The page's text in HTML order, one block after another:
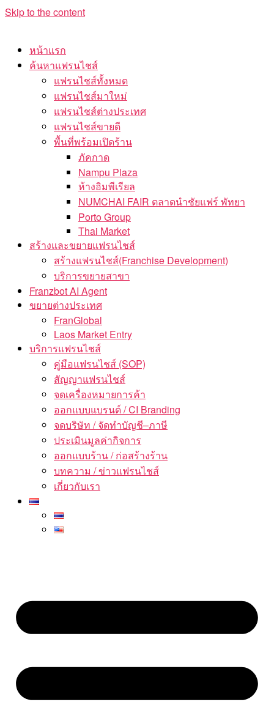
Skip to the content
หน้าแรก
ค้นหาแฟรนไชส์
แฟรนไชส์ทั้งหมด
แฟรนไชส์มาใหม่
แฟรนไชส์ต่างประเทศ
แฟรนไชส์ขายดี
พื้นที่พร้อมเปิดร้าน
ภัคกาด
Nampu Plaza
ห้างอิมพีเรียล
NUMCHAI FAIR ตลาดนำชัยแฟร์ พัทยา
Porto Group
Thai Market
สร้างและขยายแฟรนไชส์
สร้างแฟรนไชส์(Franchise Development)
บริการขยายสาขา
Franzbot AI Agent
ขยายต่างประเทศ
FranGlobal
Laos Market Entry
บริการแฟรนไชส์
คู่มือแฟรนไชส์ (SOP)
สัญญาแฟรนไชส์
จดเครื่องหมายการค้า
ออกแบบแบรนด์ / CI Branding
จดบริษัท / จัดทำบัญชี–ภาษี
ประเมินมูลค่ากิจการ
ออกแบบร้าน / ก่อสร้างร้าน
บทความ / ข่าวแฟรนไชส์
เกี่ยวกับเรา